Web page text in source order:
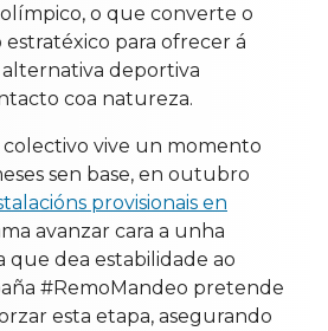
o que converte o
para ofrecer á
deportiva
coa natureza.
colectivo vive un momento
sen base, en outubro
provisionais en
avanzar cara a unha
que dea estabilidade ao
#RemoMandeo pretende
esta etapa, asegurando